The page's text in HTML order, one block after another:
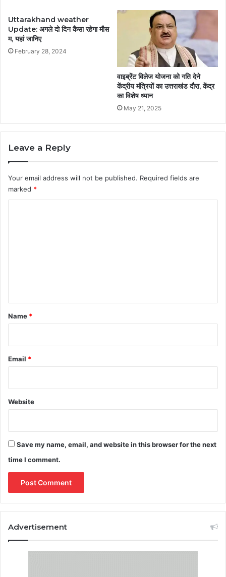
Uttarakhand weather
Update: अगले दो दिन कैसा रहेगा मौस
म, यहां जानिए
February 28, 2024
वाइब्रेंट विलेज योजना को गति देने
केंद्रीय मंत्रियों का उत्तराखंड दौरा, केंद्र
का विशेष ध्यान
May 21, 2025
Leave a Reply
Your email address will not be published. Required fields are
marked *
*
Name *
Email *
Website
Save my name, email, and website in this browser for the next
time I comment.
Advertisement